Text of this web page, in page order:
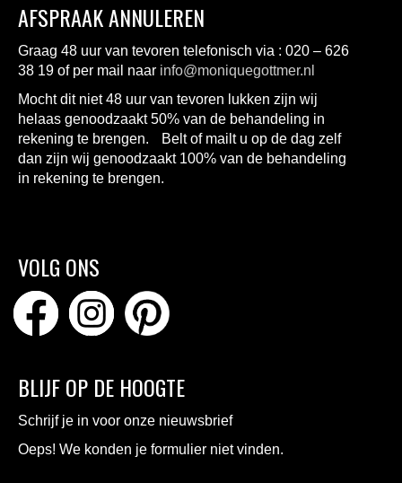
AFSPRAAK ANNULEREN
Graag 48 uur van tevoren telefonisch via : 020 – 626
38 19 of per mail naar info@moniquegottmer.nl
Mocht dit niet 48 uur van tevoren lukken zijn wij
helaas genoodzaakt 50% van de behandeling in
rekening te brengen. Belt of mailt u op de dag zelf
dan zijn wij genoodzaakt 100% van de behandeling
in rekening te brengen.
VOLG ONS
BLIJF OP DE HOOGTE
Schrijf je in voor onze nieuwsbrief
Oeps! We konden je formulier niet vinden.